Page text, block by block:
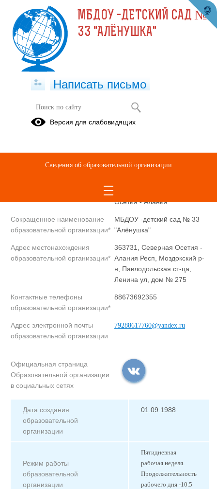
Полное наименование
образовательной организации* дошкольное
ст.Павлодольской
Осетия - Алания
Сокращенное наименование
образовательной организации*
МБДОУ -детский сад № 33
"Алёнушка"
Адрес местонахождения
образовательной организации*
363731, Северная Осетия -
Алания Респ, Моздокский р-
н, Павлодольская ст-ца,
Ленина ул, дом № 275
Контактные телефоны
образовательной организации*
88673692355
Адрес электронной почты
образовательной организации
79288617760@yandex.ru
Официальная страница
Образовательной организации
в социальных сетях
Дата создания
образовательной
организации
01.09.1988
Режим работы
образовательной
организации
Пятидневная
рабочая неделя.
Продолжительность
рабочего дня -10.5
МБДОУ -ДЕТСКИЙ САД №
33 "АЛЁНУШКА"
Написать письмо
Версия для слабовидящих
Сведения об образовательной организации